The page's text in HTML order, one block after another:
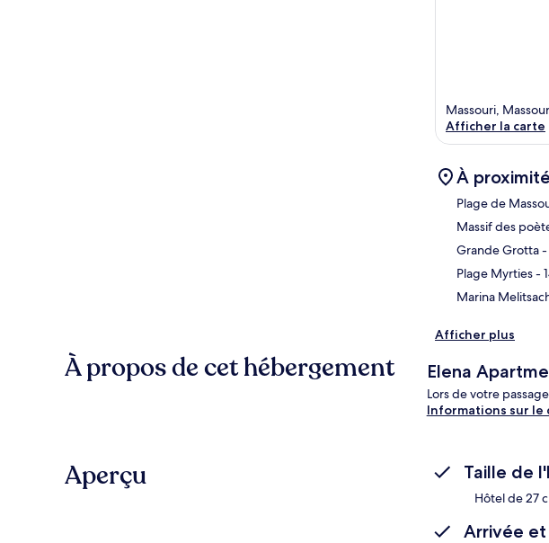
Massouri,
Afficher la carte
À proximité
Plage de
Massif des
Grande Grotta-
Plage Myrties-
Marina
Afficher plus
À propos de cet hébergement Elena
Lors de votre
Informations sur
Aperçu Taille de
Hôtel de 27
Arrivée